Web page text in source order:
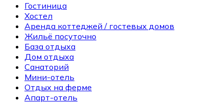
Гостиница
Хостел
Аренда коттеджей / гостевых домов
Жильё посуточно
База отдыха
Дом отдыха
Санаторий
Мини-отель
Отдых на ферме
Апарт-отель